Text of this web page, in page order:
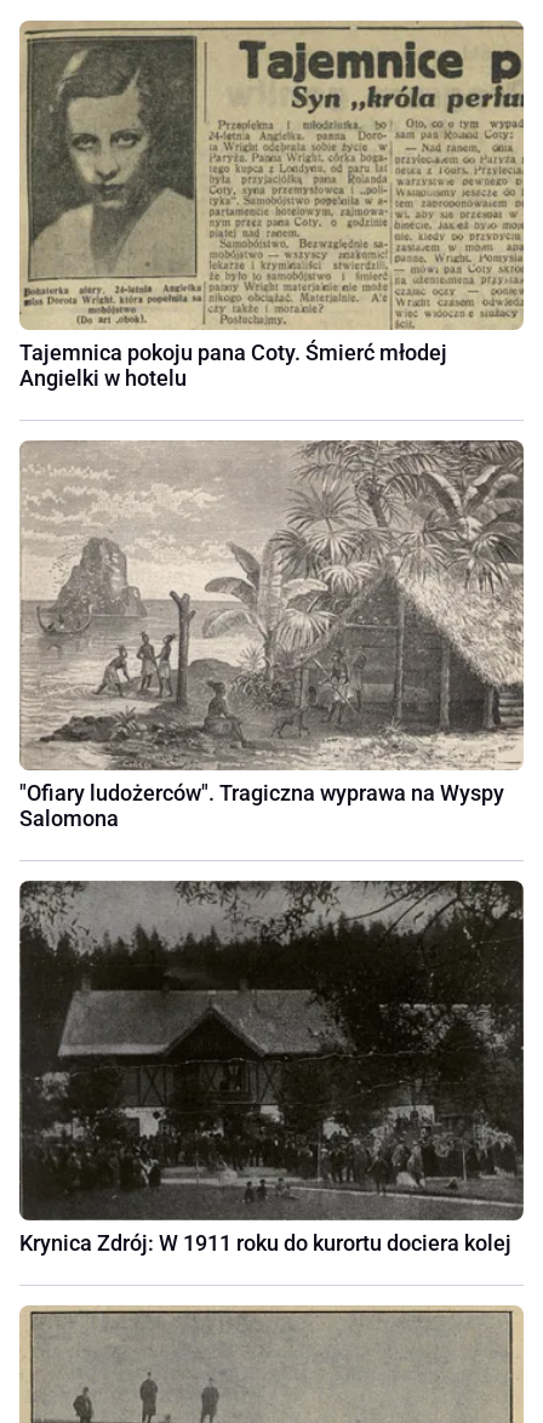
Tajemnica pokoju pana Coty. Śmierć młodej
Angielki w hotelu
"Ofiary ludożerców". Tragiczna wyprawa na Wyspy
Salomona
Krynica Zdrój: W 1911 roku do kurortu dociera kolej